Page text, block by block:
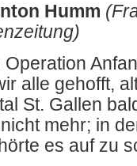
Humm
alle gehofft,
St. Gallen
mehr; in
es auf zu